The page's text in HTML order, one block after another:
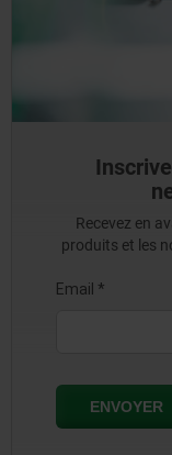
Recevez en
produits et les